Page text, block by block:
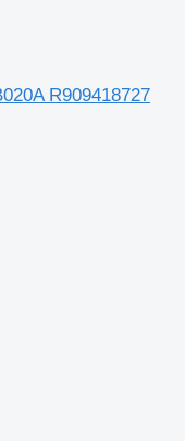
R909418727